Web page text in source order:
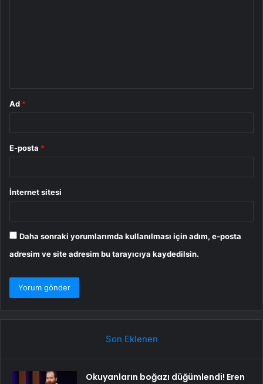
Ad *
E-posta *
İnternet sitesi
Daha sonraki yorumlarımda kullanılması için adım, e-posta
adresim ve site adresim bu tarayıcıya kaydedilsin.
Son Eklenen
Okuyanların boğazı düğümlendi! Eren